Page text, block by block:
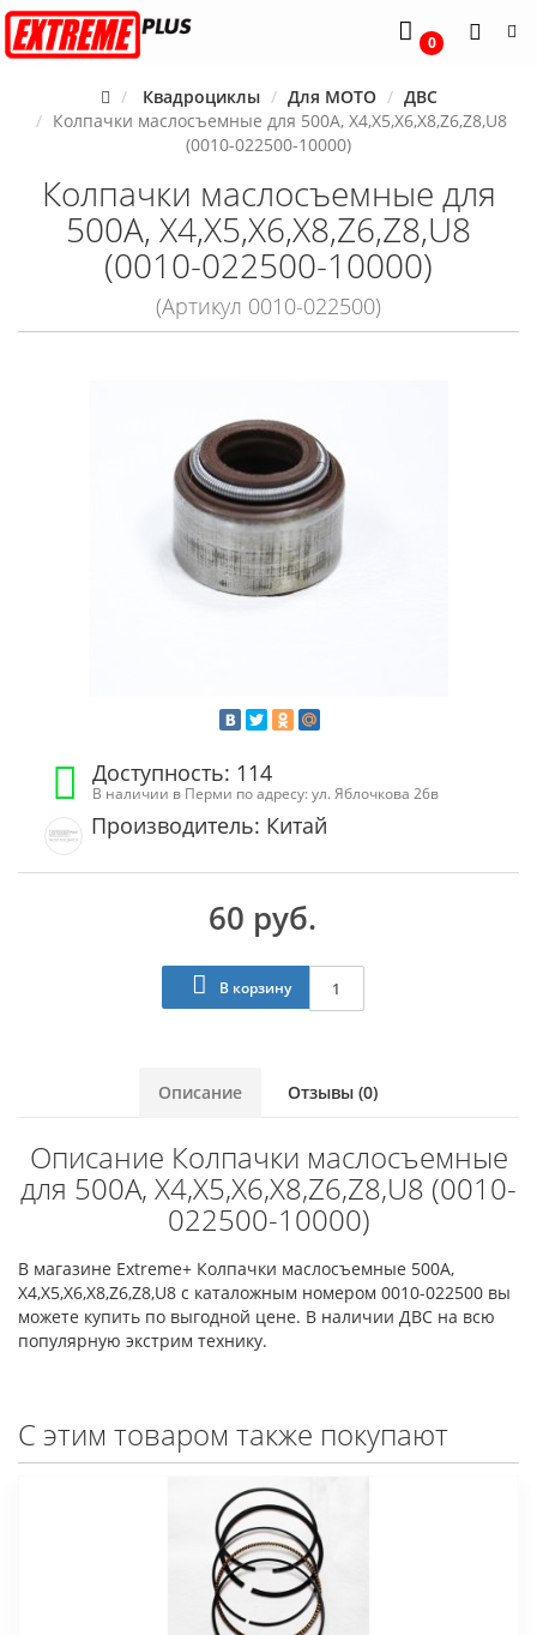
0
Квадроциклы Для MOTO
ДВС
Колпачки маслосъемные для 500А, X4,Х5,Х6,X8,Z6,Z8,U8
(0010-022500-10000)
Колпачки маслосъемные для
500А, X4,Х5,Х6,X8,Z6,Z8,U8
(0010-022500-10000)
(Артикул 0010-022500)
Доступность: 114
В наличии в Перми по адресу: ул. Яблочкова 26в
Производитель: Китай
60 руб.
В корзину
Описание Отзывы (0)
Описание Колпачки маслосъемные
для 500А, X4,Х5,Х6,X8,Z6,Z8,U8 (0010-
022500-10000)
В магазине Extreme+ Колпачки маслосъемные 500А,
X4,Х5,Х6,X8,Z6,Z8,U8 с каталожным номером 0010-022500 вы
можете купить по выгодной цене. В наличии ДВС на всю
популярную экстрим технику.
С этим товаром также покупают